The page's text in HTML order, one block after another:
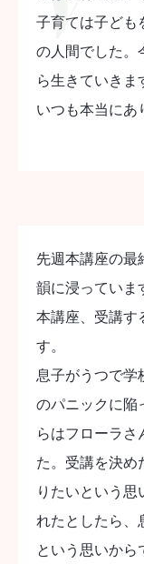
子育ては子ども
の人間でした。
ら生きていきま
いつも本当にあ
先週本講座の最
韻に浸っていま
本講座、受講す
す。
息子がうつで学
のパニックに陥
らはフローラさ
た。受講を決め
りたいという
れたとしたら、
という思いから